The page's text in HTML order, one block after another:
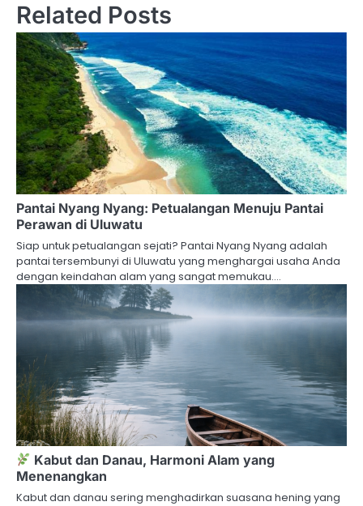
Related Posts
Pantai Nyang Nyang: Petualangan Menuju Pantai
Perawan di Uluwatu
Siap untuk petualangan sejati? Pantai Nyang Nyang adalah
pantai tersembunyi di Uluwatu yang menghargai usaha Anda
dengan keindahan alam yang sangat memukau.…
Kabut dan Danau, Harmoni Alam yang
Menenangkan
Kabut dan danau sering menghadirkan suasana hening yang